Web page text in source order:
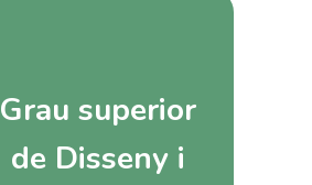
Grau superior
de Disseny i